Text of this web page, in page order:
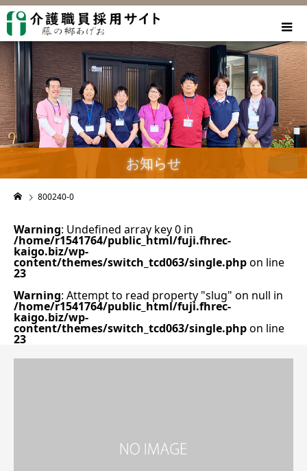
お知らせ
800240-0
Warning: Undefined array key 0 in
/home/r1541764/public_html/fuji.fhrec-
kaigo.biz/wp-
content/themes/switch_tcd063/single.phpon line
23
Warning: Attempt to read property "slug" on null in
/home/r1541764/public_html/fuji.fhrec-
kaigo.biz/wp-
content/themes/switch_tcd063/single.phpon line
23